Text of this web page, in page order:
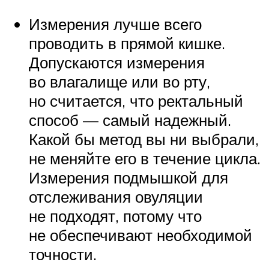
Измерения лучше всего
проводить в прямой кишке.
Допускаются измерения
во влагалище или во рту,
но считается, что ректальный
способ — самый надежный.
Какой бы метод вы ни выбрали,
не меняйте его в течение цикла.
Измерения подмышкой для
отслеживания овуляции
не подходят, потому что
не обеспечивают необходимой
точности.